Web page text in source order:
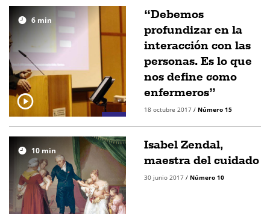
6min
“Debemos
profundizar en la
interacción con las
personas. Es lo que
nos define como
enfermeros”
18 octubre 2017 / Número 15
10min
Isabel Zendal,
maestra del cuidado
30 junio 2017 / Número 10